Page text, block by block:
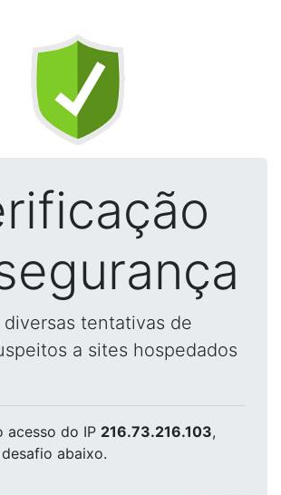
diversas tentativas de
a sites hospedados
acesso do IP 216.73.216.103,
abaixo.